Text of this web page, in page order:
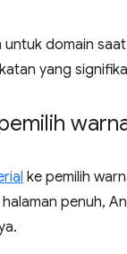
domain
yang
ke pemilih
penuh,